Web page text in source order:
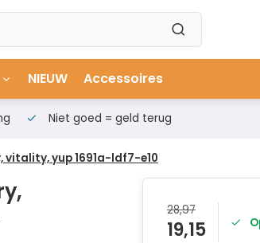
NIEUW Accessoires
Niet goed = geld terug
yup 1691a-ldf7-e10
28,97
19,15